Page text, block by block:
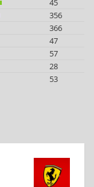
45
356
366
47
57
28
53